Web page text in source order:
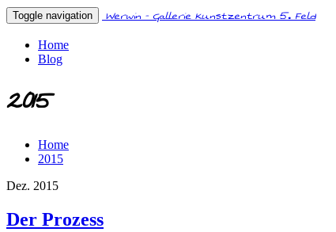
Toggle navigation Werwin - Gallerie Kunstzentrum 5. Feld
Home
Blog
2015
Home
2015
Dez. 2015
Der Prozess